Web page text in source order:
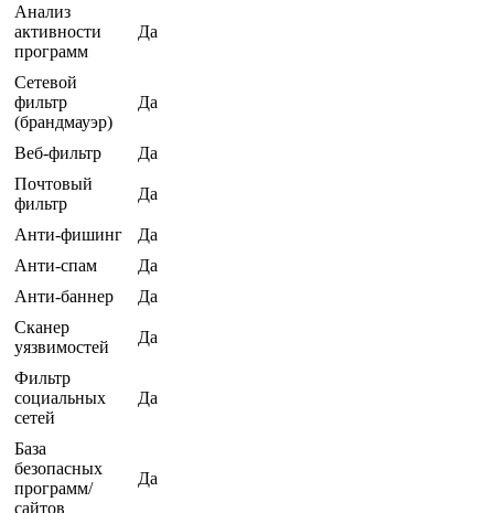
Анализ
активности
программ
Да
Сетевой
фильтр
(брандмауэр)
Да
Веб-фильтр
Да
Почтовый
фильтр
Да
Анти-фишинг
Да
Анти-спам
Да
Анти-баннер
Да
Сканер
уязвимостей
Да
Фильтр
социальных
сетей
Да
База
безопасных
программ/
сайтов
Да